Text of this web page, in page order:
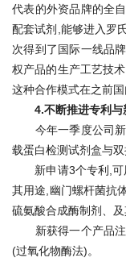
代表的外资品牌的全
配套试剂,能够进入罗
次得到了国际一线品
权产品的生产工艺技
这种合作模式在之前
4.不断推进专利与
今年一季度公司新
载蛋白检测试剂盒与
新申请3个专利,可
其用途,幽门螺杆菌抗
硫氨酸合成酶制剂、及
新获得一个产品注
(过氧化物酶法)。